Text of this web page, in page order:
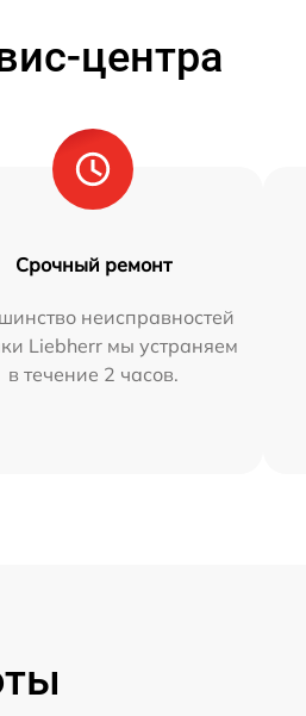
центра
Срочный ремонт
неисправностей
Liebherr мы устраняем
в течение 2 часов.